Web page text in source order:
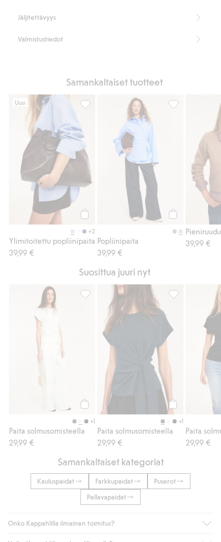
Jäljitettävyys
Valmistustiedot
Samankaltaiset tuotteet
Uusi
+2
Ylimitoitettu popliinipaita
39,99 €
Ylimitoitettu popliinipaita, Lisää
Popliinipaita
39,99 €
Popliinipaita,
39,99 €
Suosittua juuri nyt
+1
Paita solmusomisteella
29,99 €
Paita solmusomisteella, Lisää suosikkeihin
Osta
+1
Paita solmusomisteella
29,99 €
Paita
Paita
29,99 €
Samankaltaiset kategoriat
Kauluspaidat Farkkupaidat
Puserot
Pellavapaidat
Onko Kappahlilla ilmainen toimitus?